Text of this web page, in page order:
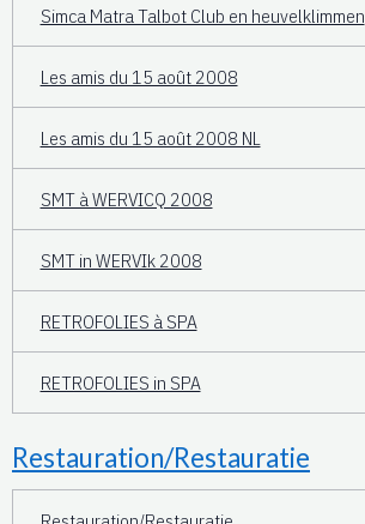
Simca Matra Talbot Club en heuvelklimmen
Les amis du 15 août 2008
Les amis du 15 août 2008 NL
SMT à WERVICQ 2008
SMT in WERVIk 2008
RETROFOLIES à SPA
RETROFOLIES in SPA
Restauration/Restauratie